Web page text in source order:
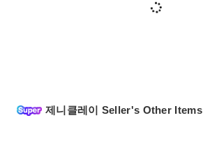
제니클레이 Seller's Other Items